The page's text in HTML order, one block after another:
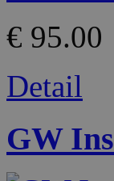
€ 95.00
Detail
GW